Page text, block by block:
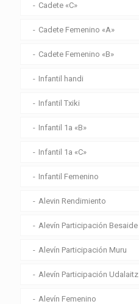
Cadete «C»
Cadete Femenino «A»
Cadete Femenino «B»
Infantil handi
Infantil Txiki
Infantil 1a «B»
Infantil 1a «C»
Infantil Femenino
Alevin Rendimiento
Alevín Participación Besaide
Alevín Participación Muru
Alevín Participación Udalaitz
Alevín Femenino